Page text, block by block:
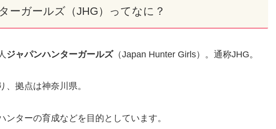
ーガールズ（JHG）ってなに？
ジャパンハンターガールズ（Japan Hunter Girls）。通称JHG。
、拠点は神奈川県。
ターの育成などを目的としています。